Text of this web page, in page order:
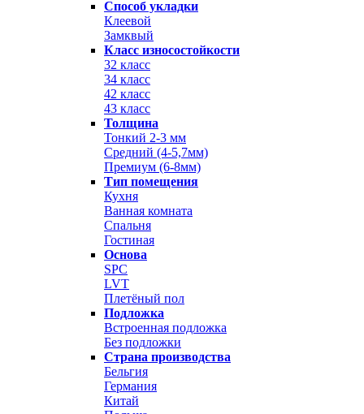
Способ укладки
Клеевой
Замквый
Класс износостойкости
32 класс
34 класс
42 класс
43 класс
Толщина
Тонкий 2-3 мм
Средний (4-5,7мм)
Премиум (6-8мм)
Тип помещения
Кухня
Ванная комната
Спальня
Гостиная
Основа
SPC
LVT
Плетёный пол
Подложка
Встроенная подложка
Без подложки
Страна производства
Бельгия
Германия
Китай